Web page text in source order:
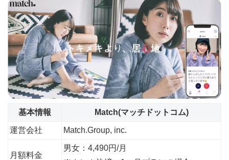
基本情報 Match(マッチドットコム)
運営会社 Match.Group, inc.
月額料金
男女：4,490円/月